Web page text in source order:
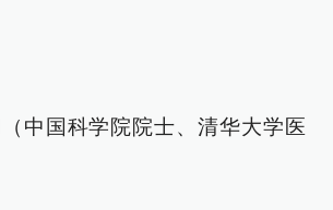
中国科学院院士、清华大学医